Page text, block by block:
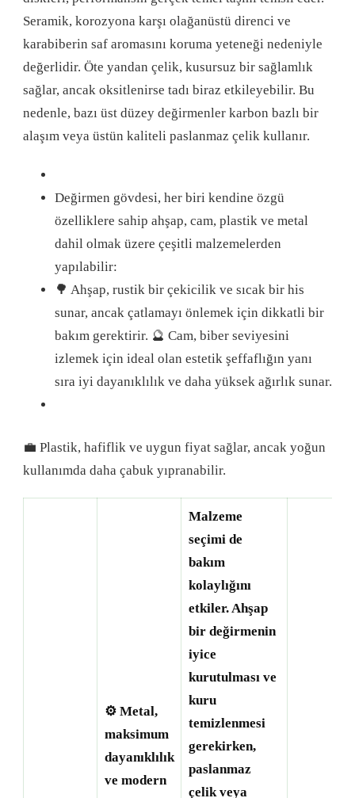
Seramik, korozyona karşı olağanüstü direnci ve
karabiberin saf aromasını koruma yeteneği nedeniyle
değerlidir. Öte yandan çelik, kusursuz bir sağlamlık
sağlar, ancak oksitlenirse tadı biraz etkileyebilir. Bu
nedenle, bazı üst düzey değirmenler karbon bazlı bir
alaşım veya üstün kaliteli paslanmaz çelik kullanır.
Değirmen gövdesi, her biri kendine özgü
özelliklere sahip ahşap, cam, plastik ve metal
dahil olmak üzere çeşitli malzemelerden
yapılabilir:
🌳 Ahşap, rustik bir çekicilik ve sıcak bir his
sunar, ancak çatlamayı önlemek için dikkatli bir
bakım gerektirir. 🔮 Cam, biber seviyesini
izlemek için ideal olan estetik şeffaflığın yanı
sıra iyi dayanıklılık ve daha yüksek ağırlık sunar.
💼 Plastik, hafiflik ve uygun fiyat sağlar, ancak yoğun
kullanımda daha çabuk yıpranabilir.
⚙️ Metal,
maksimum
dayanıklılık
ve modern
Malzeme
seçimi de
bakım
kolaylığını
etkiler. Ahşap
bir değirmenin
iyice
kurutulması ve
kuru
temizlenmesi
gerekirken,
paslanmaz
çelik veya